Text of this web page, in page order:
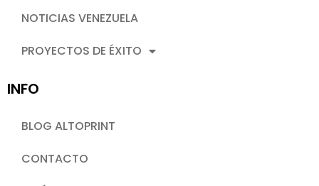
NOTICIAS VENEZUELA
PROYECTOS DE ÉXITO
INFO
BLOG ALTOPRINT
CONTACTO